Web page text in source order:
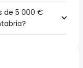
de 5 000 €